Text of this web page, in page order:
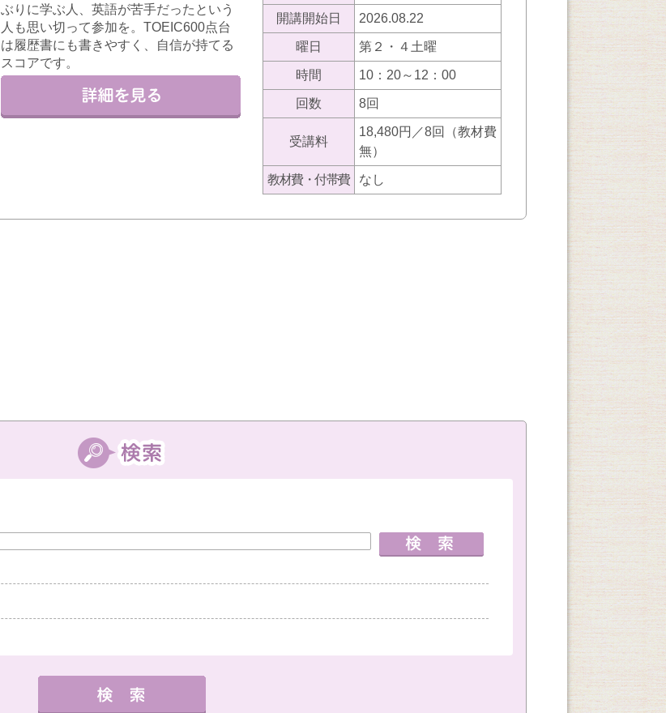
ぶりに学ぶ人、英語が苦手だったという
人も思い切って参加を。TOEIC600点台
は履歴書にも書きやすく、自信が持てる
スコアです。
開講開始日 2026.08.22
曜日 第２・４土曜
時間 10：20～12：00
回数 8回
受講料
18,480円／8回（教材費
無）
教材費・付帯費 なし